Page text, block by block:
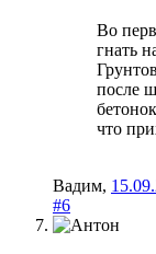
Во
гнать
после
что
Вадим,
#6